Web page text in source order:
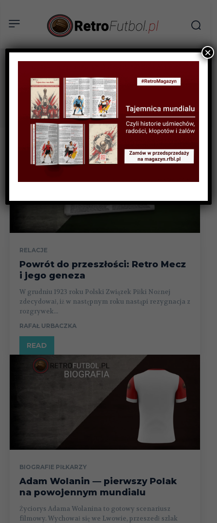
Tag: lwów
RELACJE
Powrót do przeszłości: Retro Mecz
i jego geneza
W grudniu 1923 roku Polski Związek Piłki Nożnej
zdecydował, iż w następnym roku nastąpi rezygnacja z
rozgrywek...
RAFAŁ URBACZKA
READ
BIOGRAFIE PIŁKARZY
Adam Wolanin — pierwszy Polak
na powojennym mundialu
Życiorys Adama Wolanina to gotowy scenariusz
filmowy. Wychował się we Lwowie, przeszedł szlak
×